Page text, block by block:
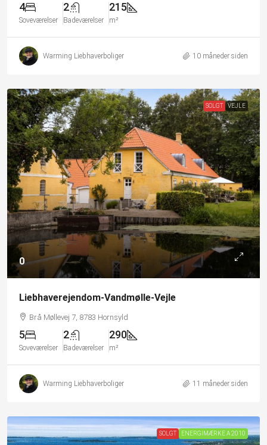
4
Soveværelser
2
Badeværelser
215
m²
Warming Liebhaverboliger 10 måneder siden
SOLGT VEJLE
0
Liebhaverejendom-Vandmølle-Vejle
Brå Møllevej 7, 8783 Hornsyld
5
Soveværelser
2
Badeværelser
290
m²
Warming Liebhaverboliger 11 måneder siden
SOLGT ENERGIMÆRKE A 2010